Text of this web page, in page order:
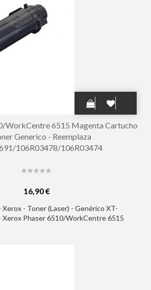
WorkCentre 6515 Magenta Cartucho
Generico - Reemplaza
106R03478/106R03474
16,90 €
- Toner (Laser) - Genérico XT-
Xerox Phaser 6510/WorkCentre 6515